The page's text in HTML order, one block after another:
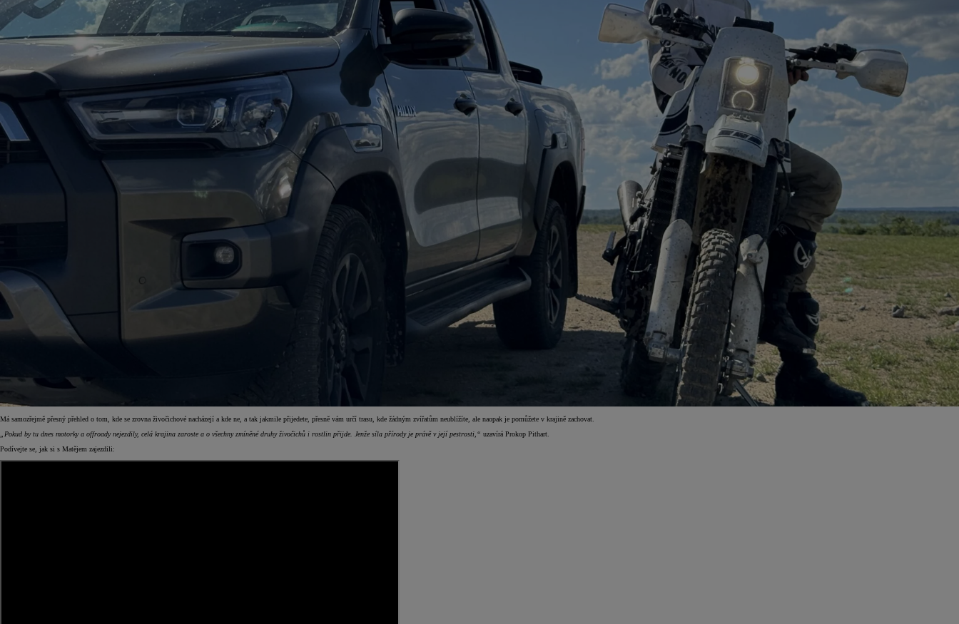
vč. zvýhodnění75 000 Kč
Corolla Hatchback
HYBRID
Má samozřejmě přesný přehled o tom, kde se zrovna živočichové nacházejí a kde ne, a tak jakmile přijedete, přesně vám určí trasu, kde žádným zvířatům neublížíte, ale naopak je pomůžete v krajině zachovat.
„Pokud by tu dnes motorky a offroady nejezdily, celá krajina zaroste a o všechny zmíněné druhy živočichů i rostlin přijde. Jenže síla přírody je právě v její pestrosti,“ uzavírá Prokop Pithart.
Podívejte se, jak si s Matějem zajezdili: